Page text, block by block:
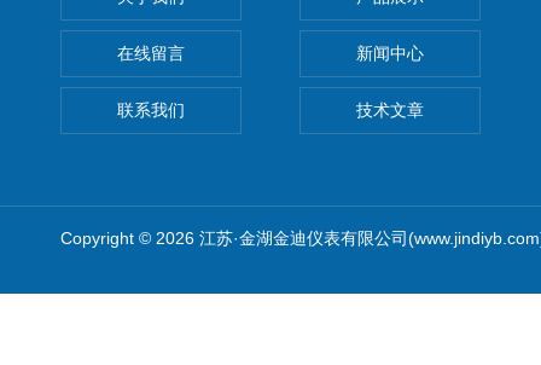
在线留言
联系我们
新闻中心
技术文章
Copyright © 2026 江苏·金湖金迪仪表有限公司